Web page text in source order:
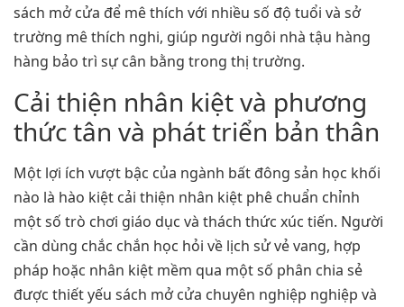
sách mở cửa để mê thích với nhiều số độ tuổi và sở
trường mê thích nghi, giúp người ngôi nhà tậu hàng
hàng bảo trì sự cân bằng trong thị trường.
Cải thiện nhân kiệt và phương
thức tân và phát triển bản thân
Một lợi ích vượt bậc của ngành bất đông sản học khối
nào là hào kiệt cải thiện nhân kiệt phê chuẩn chỉnh
một số trò chơi giáo dục và thách thức xúc tiến. Người
cần dùng chắc chắn học hỏi về lịch sử vẻ vang, hợp
pháp hoặc nhân kiệt mềm qua một số phân chia sẻ
được thiết yếu sách mở cửa chuyên nghiệp nghiệp và